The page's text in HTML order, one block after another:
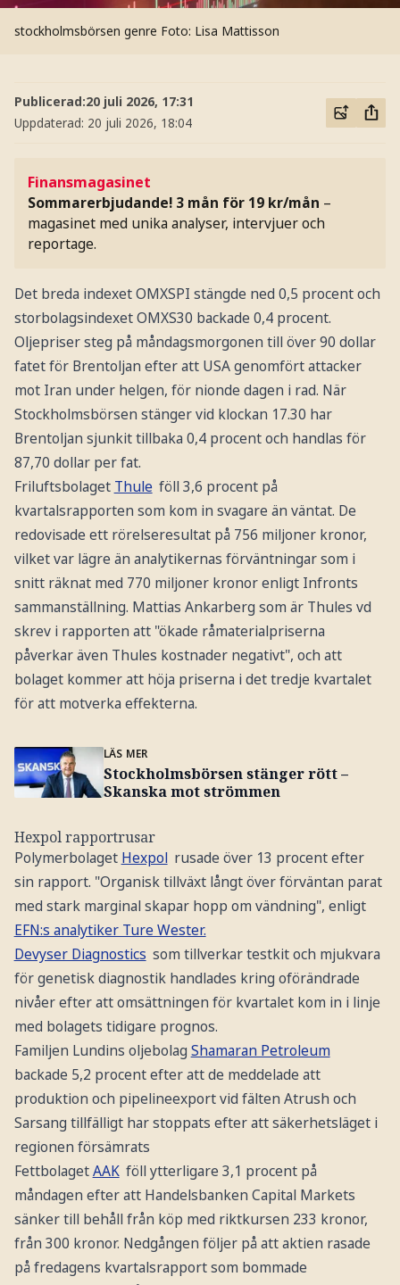
stockholmsbörsen genre Foto: Lisa Mattisson
Publicerad:20 juli 2026, 17:31
Uppdaterad: 20 juli 2026, 18:04
Finansmagasinet
Sommarerbjudande! 3 mån för 19 kr/mån –
magasinet med unika analyser, intervjuer och
reportage.
Det breda indexet OMXSPI stängde ned 0,5 procent och
storbolagsindexet OMXS30 backade 0,4 procent.
Oljepriser steg på måndagsmorgonen till över 90 dollar
fatet för Brentoljan efter att USA genomfört attacker
mot Iran under helgen, för nionde dagen i rad. När
Stockholmsbörsen stänger vid klockan 17.30 har
Brentoljan sjunkit tillbaka 0,4 procent och handlas för
87,70 dollar per fat.
Friluftsbolaget Thule föll 3,6 procent på
kvartalsrapporten som kom in svagare än väntat. De
redovisade ett rörelseresultat på 756 miljoner kronor,
vilket var lägre än analytikernas förväntningar som i
snitt räknat med 770 miljoner kronor enligt Infronts
sammanställning. Mattias Ankarberg som är Thules vd
skrev i rapporten att "ökade råmaterialpriserna
påverkar även Thules kostnader negativt", och att
bolaget kommer att höja priserna i det tredje kvartalet
för att motverka effekterna.
LÄS MER
Stockholmsbörsen stänger rött –
Skanska mot strömmen
Hexpol rapportrusar
Polymerbolaget Hexpol rusade över 13 procent efter
sin rapport. "Organisk tillväxt långt över förväntan parat
med stark marginal skapar hopp om vändning", enligt
EFN:s analytiker Ture Wester.
Devyser Diagnostics som tillverkar testkit och mjukvara
för genetisk diagnostik handlades kring oförändrade
nivåer efter att omsättningen för kvartalet kom in i linje
med bolagets tidigare prognos.
Familjen Lundins oljebolag Shamaran Petroleum
backade 5,2 procent efter att de meddelade att
produktion och pipelineexport vid fälten Atrush och
Sarsang tillfälligt har stoppats efter att säkerhetsläget i
regionen försämrats
FettbolagetAAK föll ytterligare 3,1 procent på
måndagen efter att Handelsbanken Capital Markets
sänker till behåll från köp med riktkursen 233 kronor,
från 300 kronor. Nedgången följer på att aktien rasade
på fredagens kvartalsrapport som bommade